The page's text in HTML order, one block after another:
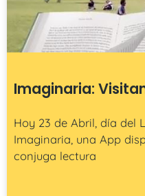
Imaginaria:
Hoy 23 de Abril, día del
Imaginaria, una App
conjuga lectura